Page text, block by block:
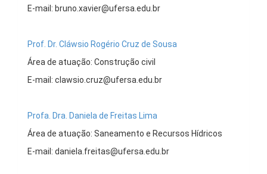
E-mail: bruno.xavier@ufersa.edu.br
Prof. Dr. Cláwsio Rogério Cruz de Sousa
Área de atuação: Construção civil
E-mail: clawsio.cruz@ufersa.edu.br
Profa. Dra. Daniela de Freitas Lima
Área de atuação: Saneamento e Recursos Hídricos
E-mail: daniela.freitas@ufersa.edu.br